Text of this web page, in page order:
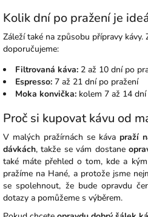
Kolik dní po pražení je
Záleží také na způsobu přípravy kávy.
doporučujeme:
Filtrovaná káva: 2 až 10 dní po
Espresso: 7 až 21 dní po pražení
Moka konvička: kolem 7 až 14
Proč si kupovat kávu od
V malých pražírnách se káva praží
dávkách, takže se vám dostane
také máte přehled o tom, kde a
pražíme na Hané, a protože jsme
se spolehnout, že bude opravdu
dotazy a pomůžeme s výběrem.